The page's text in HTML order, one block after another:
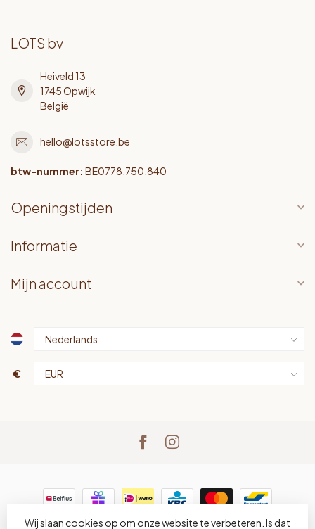
LOTS bv
Heiveld 13
1745 Opwijk
België
hello@lotsstore.be
btw-nummer: BE0778.750.840
Openingstijden
Informatie
Mijn account
€
© Copyright 2026 LOTS bv- Powered byLightspeed-
Wij slaan cookies op om onze website te verbeteren. Is dat